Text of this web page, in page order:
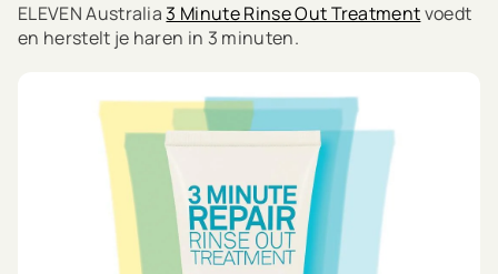
ELEVEN Australia3 Minute Rinse Out Treatmentvoedt
en herstelt je haren in 3 minuten.